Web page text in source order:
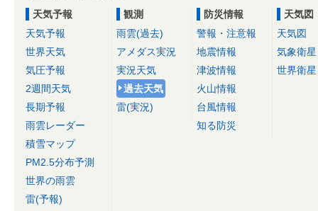
天気予報
天気予報
世界天気
気圧予報
2週間天気
長期予報
雨雲レーダー
積雪マップ
PM2.5分布予測
世界の雨雲
雷(予報)
観測
雨雲(過去)
アメダス実況
実況天気
過去天気
雷(実況)
防災情報
警報・注意報
地震情報
津波情報
火山情報
台風情報
知る防災
天気図
天気図
気象衛星
世界衛星